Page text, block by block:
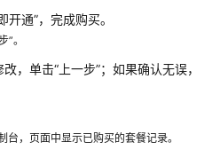
通”，完成购买。
。
，单击“上一步”；如果确认无误，
，页面中显示已购买的套餐记录。